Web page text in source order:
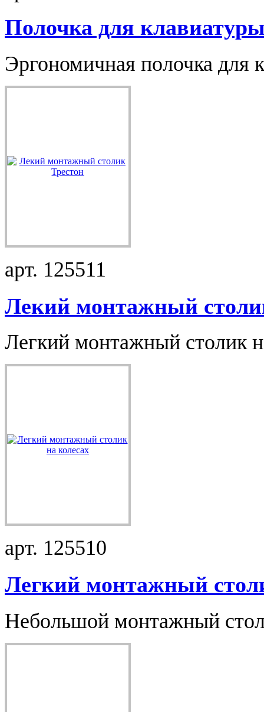
Полочка для
Эргономичная полочка
арт. 125511
Лекий монтажный
Легкий монтажный столик
арт. 125510
Легкий монтажный
Небольшой монтажный